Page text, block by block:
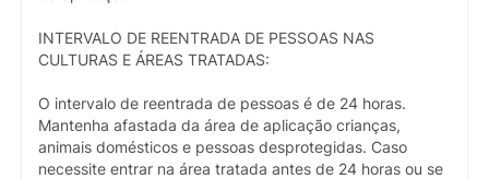
INTERVALO DE REENTRADA DE PESSOAS NAS
CULTURAS E ÁREAS TRATADAS:
O intervalo de reentrada de pessoas é de 24 horas.
Mantenha afastada da área de aplicação crianças,
animais domésticos e pessoas desprotegidas. Caso
necessite entrar na área tratada antes de 24 horas ou se